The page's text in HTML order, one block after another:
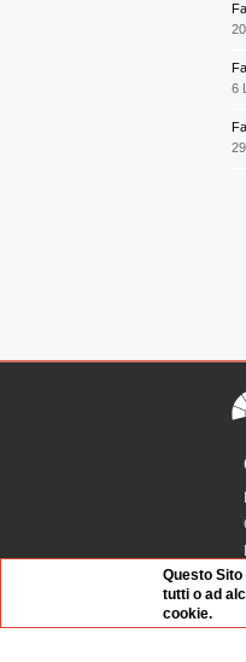
6
Questo
tutti o ad
cookie.